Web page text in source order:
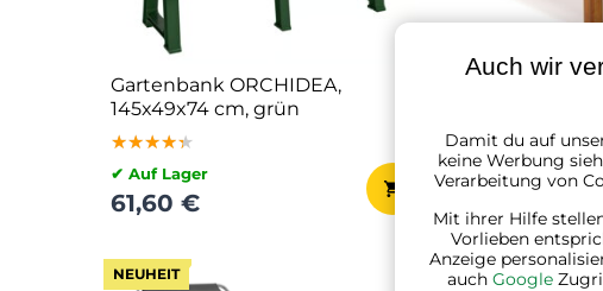
Gartenbank ORCHIDEA,
145x49x74 cm, grün
★★★★★
★★★★★
★★★★★
✔ Auf Lager
61,60 €
braun
★★★★★
★★★★★
★★★★★
✔ Auf Lager
NEUHEIT
Auch wir
Damit du auf
keine Werbung
Verarbeitung von
Mit ihrer Hilfe
Vorlieben
Anzeige
auch Google